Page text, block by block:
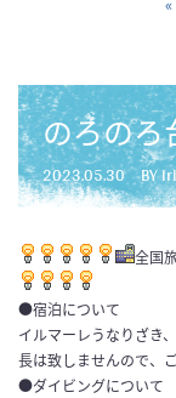
のろの
2023.05.30 BY
全国
●宿泊について
イルマーレうなりざき
長は致しませんので、
●ダイビングについて